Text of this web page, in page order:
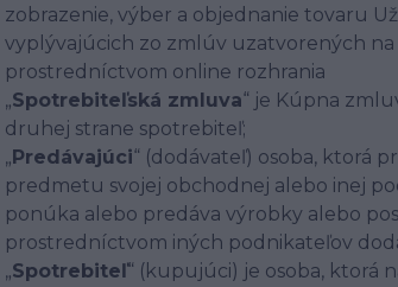
zobrazenie, výber a objednanie tovaru
vyplývajúcich zo zmlúv uzatvorených
prostredníctvom online rozhrania
„Spotrebiteľská zmluva“ je Kúpna
druhej strane spotrebiteľ;
„Predávajúci“ (dodávateľ) osoba, ktorá
predmetu svojej obchodnej alebo inej
ponúka alebo predáva výrobky alebo
prostredníctvom iných podnikateľov
„Spotrebiteľ“ (kupujúci) je osoba, ktorá